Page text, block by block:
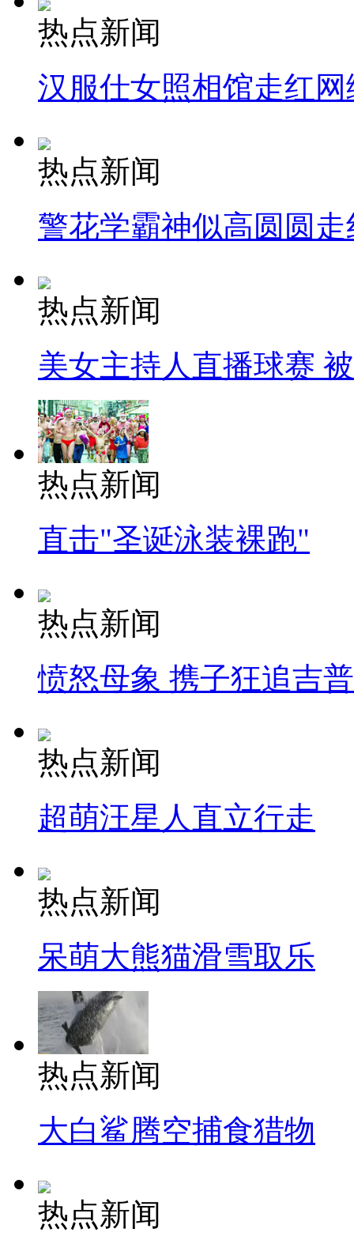
热点新闻
汉服仕女照相馆走红网
热点新闻
警花学霸神似高圆圆走
热点新闻
美女主持人直播球赛
热点新闻
直击"圣诞泳装裸跑"
热点新闻
愤怒母象 携子狂追吉
热点新闻
超萌汪星人直立行走
热点新闻
呆萌大熊猫滑雪取乐
热点新闻
大白鲨腾空捕食猎物
热点新闻